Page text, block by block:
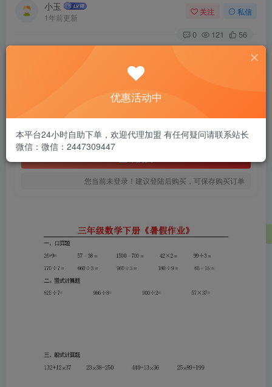
小玉
1年前更新
关注 私信
0 121 56
此内容为付费阅读，请付费后查看
1.99
黄金会员免费
您当前未登录！建议登陆后购买，可保存购买订单
已售 32
优惠活动中
本平台24小时自助下单，欢迎代理加盟 有任何疑问请联系站长
微信：微信：2447309447